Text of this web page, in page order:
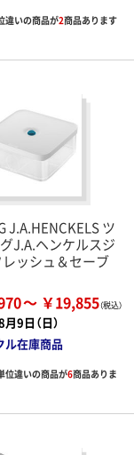
違いの商品が2商品あります
J.A.HENCKELS ツ
J.A.ヘンケルスジ
レッシュ＆セーブ
￥19,855
月9日（日）
ル在庫商品
位違いの商品が6商品ありま